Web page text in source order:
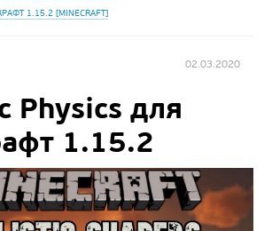
1.15.2 [MINECRAFT]
02.03.2020
Physics для
1.15.2